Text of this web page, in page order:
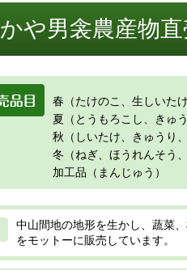
や男衾農産物
品
春（たけのこ、生しいた
夏（とうもろこし、きゅ
秋（しいたけ、きゅうり
冬（ねぎ、ほうれんそう
加工品（まんじゅう）
中山間地の地形を生かし、蔬菜
をモットーに販売しています。